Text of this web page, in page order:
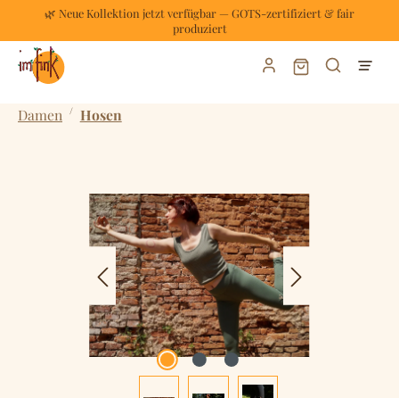
Zum Hauptinhalt springen
🌿 Neue Kollektion jetzt verfügbar — GOTS-zertifiziert & fair
produziert
Warenkorb
Damen / Hosen